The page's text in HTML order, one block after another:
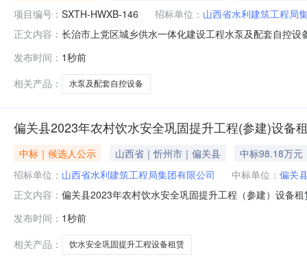
项目编号： SXTH-HWXB-146 招标单位： 山西省水利建筑工程局
正文内容： 长治市上党区城乡供水一体化建设工程水泵及配套自控
成交候选人交货期响应报价1山西博鑫源给水科技有限
发布时间： 1秒前
相关产品：
水泵及配套自控设备
偏关县2023年农村饮水安全巩固提升工程(参建)设备
中标｜候选人公示 山西省｜忻州市｜偏关县
中标98.18万元
招标单位： 山西省水利建筑工程局集团有限公司 中标单位： 偏关
正文内容： 偏关县2023年农村饮水安全巩固提升工程（参建）设备
康工程队981860元2偏关县汇丰建筑工程队981886元3
发布时间： 1秒前
相关产品：
饮水安全巩固提升工程设备租赁